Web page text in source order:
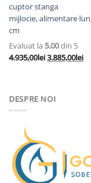
mijlocie, alimentare
cm
Evaluat la 5.00din 5
4.935,00leiPrețul
4.935,00lei.
3.885,00lei
DESPRE NOI